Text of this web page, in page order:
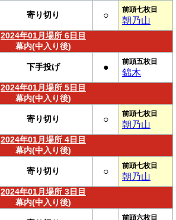
寄り切り ○
前頭七枚目
朝乃山
2024年01月場所 6日目
幕内(中入り後)
下手投げ ●
前頭五枚目
錦木
2024年01月場所 5日目
幕内(中入り後)
寄り切り ○
前頭七枚目
朝乃山
2024年01月場所 4日目
幕内(中入り後)
寄り切り ○
前頭七枚目
朝乃山
2024年01月場所 3日目
幕内(中入り後)
前頭六枚目